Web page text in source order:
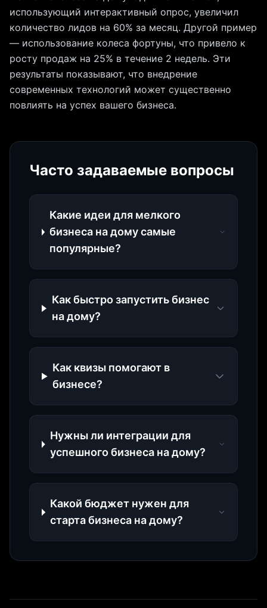
использующий интерактивный опрос, увеличил
количество лидов на 60% за месяц. Другой пример
— использование колеса фортуны, что привело к
росту продаж на 25% в течение 2 недель. Эти
результаты показывают, что внедрение
современных технологий может существенно
повлиять на успех вашего бизнеса.
Часто задаваемые вопросы
Какие идеи для мелкого
бизнеса на дому самые
популярные?
Как быстро запустить бизнес
на дому?
Как квизы помогают в
бизнесе?
Нужны ли интеграции для
успешного бизнеса на дому?
Какой бюджет нужен для
старта бизнеса на дому?